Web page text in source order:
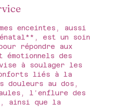
enceintes, aussi
est un soin
répondre aux
émotionnels des
à soulager les
liés à la
douleurs au dos,
l’enflure des
ainsi que la